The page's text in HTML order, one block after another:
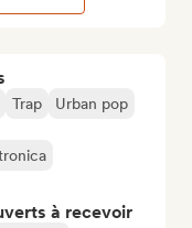
Trap Urban pop
à recevoir